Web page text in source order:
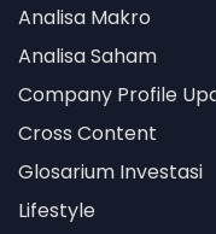
Analisa Makro
Analisa Saham
Company Profile
Cross Content
Glosarium Investasi
Lifestyle